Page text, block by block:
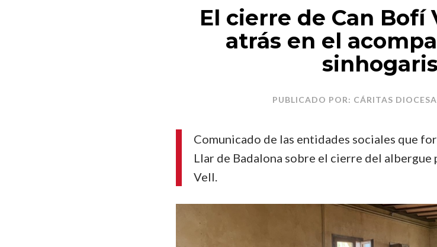
El cierre de Can Bofí
atrás en el
PUBLICADO POR: CÁRITAS
Comunicado de las entidades sociales que
Llar de Badalona sobre el cierre del albergue
Vell.